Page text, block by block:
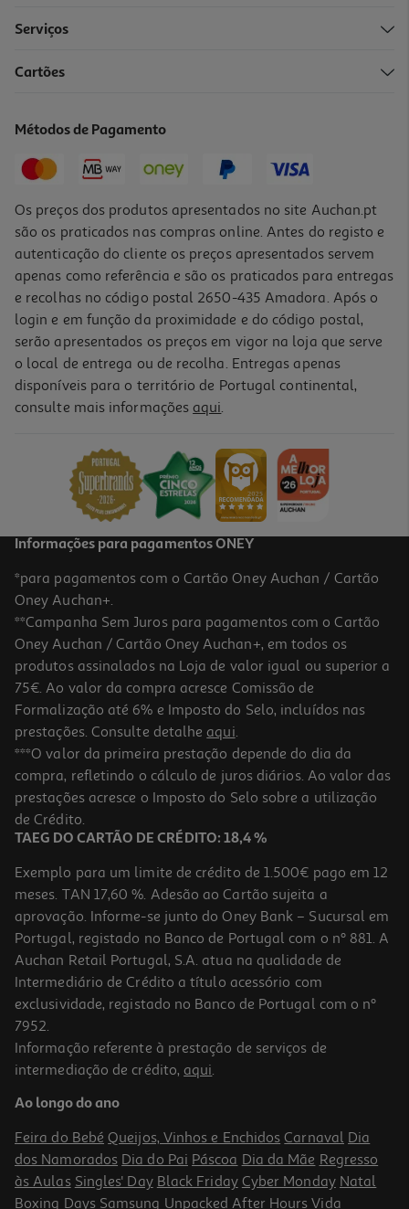
-20%
Loçao Lola Densidade Acidificante 250 G
Price reduced from
Ativador Caracóiss Novex Meus Cachos De Cinema 500ml
16.98 €/Lt
8,49 €
Creme Pentear Lola Milagre 450g
29.89 €/Kg
13,45 €
Serviços
Cartões
Métodos de Pagamento
Os preços dos produtos apresentados no site Auchan.pt
são os praticados nas compras online. Antes do registo e
autenticação do cliente os preços apresentados servem
apenas como referência e são os praticados para entregas
e recolhas no código postal 2650-435 Amadora. Após o
login e em função da proximidade e do código postal,
serão apresentados os preços em vigor na loja que serve
o local de entrega ou de recolha. Entregas apenas
disponíveis para o território de Portugal continental,
consulte mais informações aqui.
Informações para pagamentos ONEY
*para pagamentos com o Cartão Oney Auchan / Cartão
Oney Auchan+.
**Campanha Sem Juros para pagamentos com o Cartão
Oney Auchan / Cartão Oney Auchan+, em todos os
produtos assinalados na Loja de valor igual ou superior a
75€. Ao valor da compra acresce Comissão de
Formalização até 6% e Imposto do Selo, incluídos nas
prestações. Consulte detalhe aqui.
***O valor da primeira prestação depende do dia da
compra, refletindo o cálculo de juros diários. Ao valor das
prestações acresce o Imposto do Selo sobre a utilização
de Crédito.
TAEG DO CARTÃO DE CRÉDITO: 18,4 %
Exemplo para um limite de crédito de 1.500€ pago em 12
meses. TAN 17,60 %. Adesão ao Cartão sujeita a
aprovação. Informe-se junto do Oney Bank – Sucursal em
Portugal, registado no Banco de Portugal com o nº 881. A
Auchan Retail Portugal, S.A. atua na qualidade de
Intermediário de Crédito a título acessório com
exclusividade, registado no Banco de Portugal com o nº
7952.
Informação referente à prestação de serviços de
intermediação de crédito, aqui.
Ao longo do ano
Feira do Bebé Queijos, Vinhos e Enchidos Carnaval Dia
dos Namorados Dia do Pai Páscoa Dia da Mãe Regresso
às Aulas Singles' Day Black Friday Cyber Monday Natal
Boxing Days Samsung Unpacked After Hours Vida